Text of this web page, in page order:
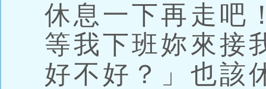
休息一下再走吧
等我下班妳來接
好不好？」也該